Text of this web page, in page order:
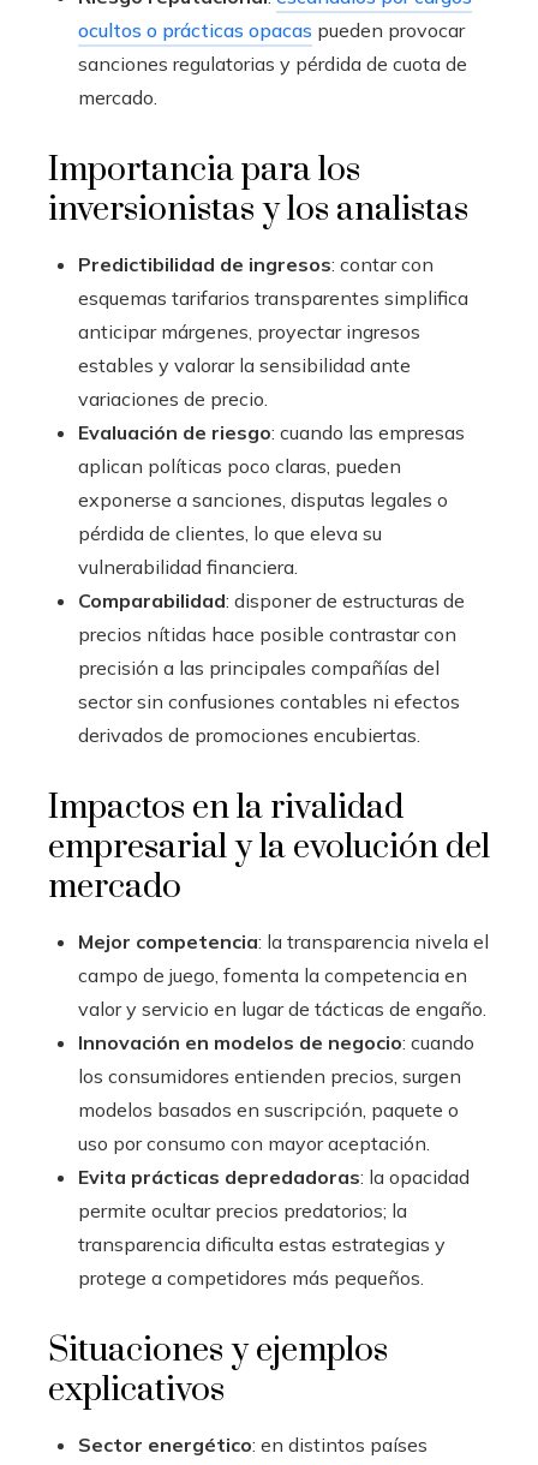
ocultos o prácticas opacas pueden provocar
sanciones regulatorias y pérdida de cuota de
mercado.
Importancia para los
inversionistas y los analistas
Predictibilidad de ingresos: contar con
esquemas tarifarios transparentes simplifica
anticipar márgenes, proyectar ingresos
estables y valorar la sensibilidad ante
variaciones de precio.
Evaluación de riesgo: cuando las empresas
aplican políticas poco claras, pueden
exponerse a sanciones, disputas legales o
pérdida de clientes, lo que eleva su
vulnerabilidad financiera.
Comparabilidad: disponer de estructuras de
precios nítidas hace posible contrastar con
precisión a las principales compañías del
sector sin confusiones contables ni efectos
derivados de promociones encubiertas.
Impactos en la rivalidad
empresarial y la evolución del
mercado
Mejor competencia: la transparencia nivela el
campo de juego, fomenta la competencia en
valor y servicio en lugar de tácticas de engaño.
Innovación en modelos de negocio: cuando
los consumidores entienden precios, surgen
modelos basados en suscripción, paquete o
uso por consumo con mayor aceptación.
Evita prácticas depredadoras: la opacidad
permite ocultar precios predatorios; la
transparencia dificulta estas estrategias y
protege a competidores más pequeños.
Situaciones y ejemplos
explicativos
Sector energético: en distintos países